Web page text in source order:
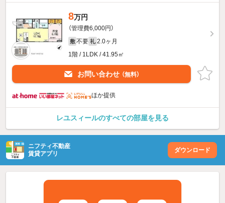
8万円
（管理費6,000円）
敷 不要 礼 2.0ヶ月
1階 / 1LDK / 41.95㎡
お問い合わせ （無料）
ほか提供
レユスィールのすべての部屋を見る
ニフティ不動産
賃貸アプリ
ダウンロード